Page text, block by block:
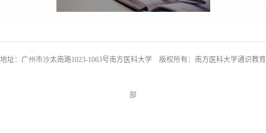
地址：广州市沙太南路1023-1063号南方医科大学 版权所有：南方医科大学通识教育
部